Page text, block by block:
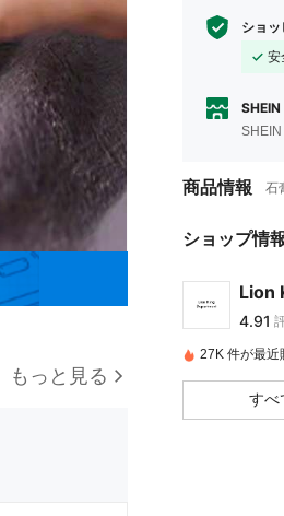
もっと見る
ショ
安
SHEIN
商品情報 石
ショップ情
Lion
4.91
4.91
27K 件が最近
すべ